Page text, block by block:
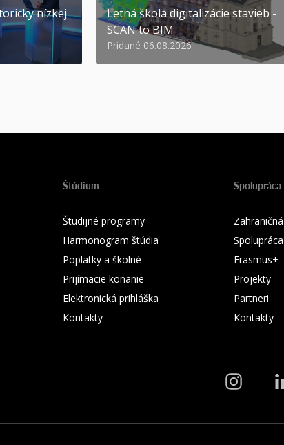
nízkej
Letná škola digitalizácie stavieb -
SCAN to BIM
Pridané 06.08.2026
Štúdium
Študijné programy
Harmonogram štúdia
Poplatky a školné
Prijímacie konanie
Elektronická prihláška
Kontakty
Spolupráca
Erasmus+
Projekty
Partneri
Kontakty